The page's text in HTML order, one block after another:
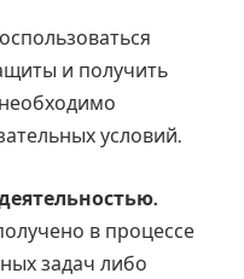
и получить
условий.
в процессе
задач либо